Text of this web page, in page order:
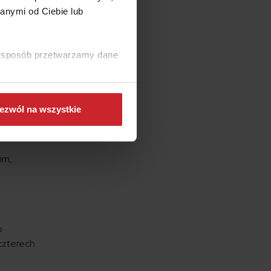
od Ciebie lub
przetwarzamy dane
na wszystkie
tam
Do
o